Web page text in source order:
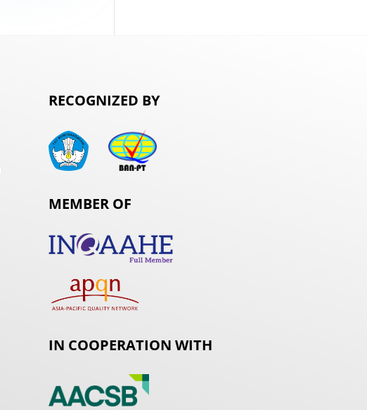
RECOGNIZED BY
MEMBER OF
IN COOPERATION WITH